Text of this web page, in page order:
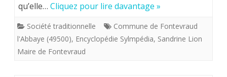
qu’elle… Cliquez pour lire davantage »
Société traditionnelle
Commune de Fontevraud
l'Abbaye (49500), Encyclopédie Sylmpédia, Sandrine Lion
Maire de Fontevraud